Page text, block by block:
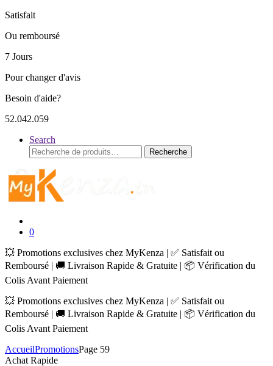
Satisfait
Ou remboursé
7 Jours
Pour changer d'avis
Besoin d'aide?
52.042.059
Search
Recherche
pour :
Recherche
0
💥 Promotions exclusives chez MyKenza | ✅ Satisfait ou
Remboursé | 🚚 Livraison Rapide & Gratuite | 📦 Vérification du
Colis Avant Paiement
💥 Promotions exclusives chez MyKenza | ✅ Satisfait ou
Remboursé | 🚚 Livraison Rapide & Gratuite | 📦 Vérification du
Colis Avant Paiement
AccueilPromotionsPage 59
Achat Rapide